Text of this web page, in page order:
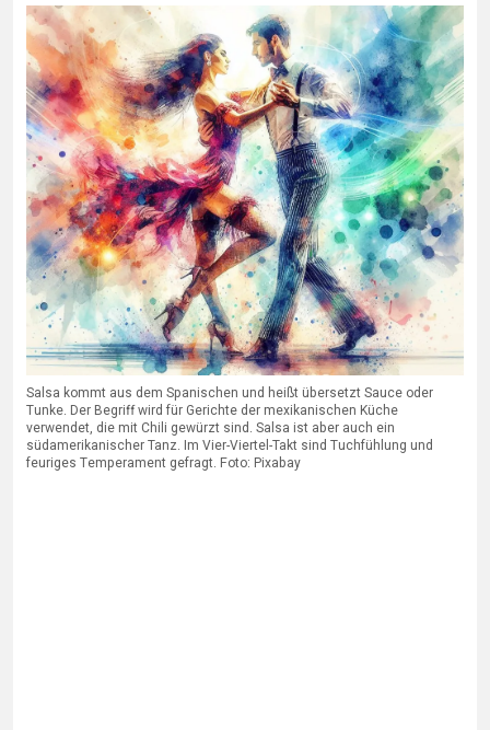
Salsa kommt aus dem Spanischen und heißt übersetzt Sauce oder
Tunke. Der Begriff wird für Gerichte der mexikanischen Küche
verwendet, die mit Chili gewürzt sind. Salsa ist aber auch ein
südamerikanischer Tanz. Im Vier-Viertel-Takt sind Tuchfühlung und
feuriges Temperament gefragt. Foto: Pixabay